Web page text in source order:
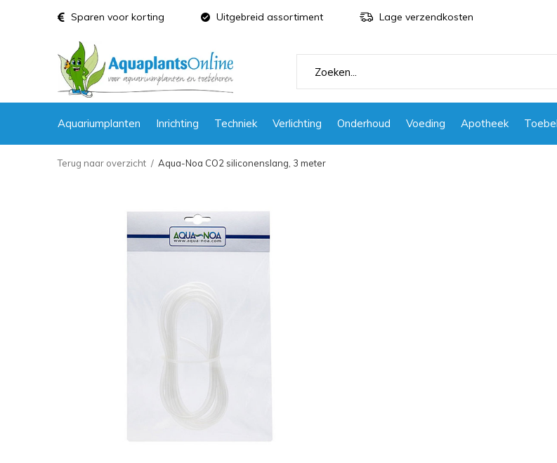
Aquariumplanten Inrichting Techniek Verlichting Onderhoud Voeding Apotheek
Sparen voor korting Uitgebreid assortiment Lage verzendkosten
Terug naar overzicht Aqua-Noa CO2 siliconenslang, 3 meter